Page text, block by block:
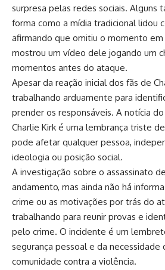
surpresa pelas redes sociais. Alguns
forma como a mídia tradicional lidou
afirmando que omitiu o momento
mostrou um vídeo dele jogando um
momentos antes do ataque.
Apesar da reação inicial dos fãs de
trabalhando arduamente para
prender os responsáveis. A notícia
Charlie Kirk é uma lembrança triste
pode afetar qualquer pessoa,
ideologia ou posição social.
A investigação sobre o assassinato
andamento, mas ainda não há
crime ou as motivações por trás do
trabalhando para reunir provas e
pelo crime. O incidente é um
segurança pessoal e da
comunidade contra a violência.